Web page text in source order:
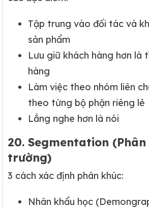
Tập trung vào đối tác và
sản phẩm
Lưu giữ khách hàng hơn là
hàng
Làm việc theo nhóm liên
theo từng bộ phận riêng lẻ
Lắng nghe hơn là nói
20. Segmentation
trường)
3 cách xác định phân khúc:
Nhân khẩu học